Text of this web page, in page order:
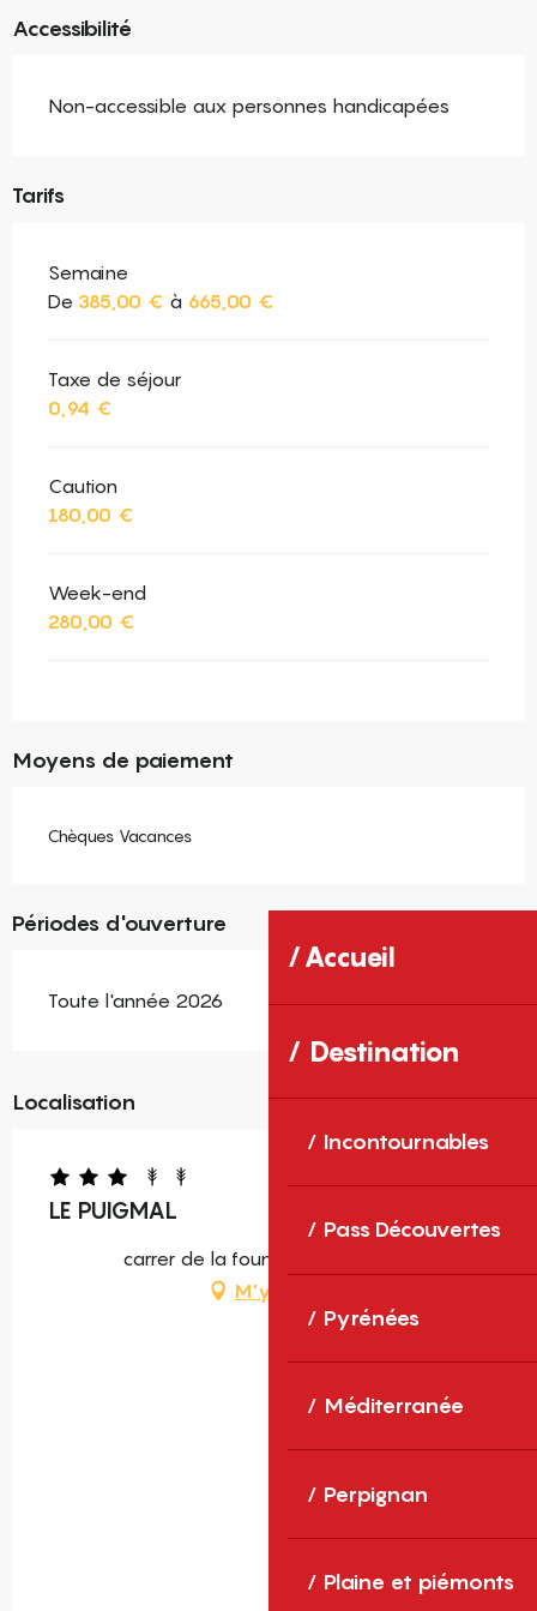
Accueil
Destination
Incontournables
Pass Découvertes
Pyrénées
Méditerranée
Perpignan
Plaine et piémonts
Accessibilité
Non-accessible aux personnes handicapées
Tarifs
Semaine
De 385,00 € à 665,00 €
Taxe de séjour
0,94 €
Caution
180,00 €
Week-end
280,00 €
Moyens de paiement
Chèques Vacances
Périodes d'ouverture
Toute l'année 2026
Localisation
LE PUIGMAL
carrer de la fount, 66340 Nahuja
M'y rendre